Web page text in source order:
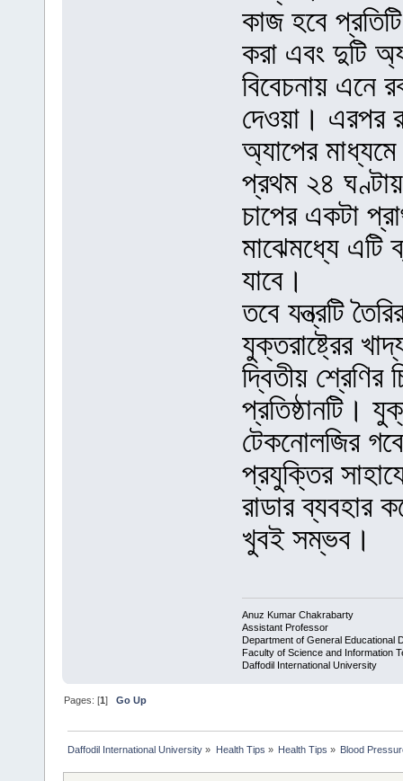
কাজ হবে প্রতিটি
করা এবং দুটি
বিবেচনায় এনে
দেওয়া। এরপর
অ্যাপের
প্রথম ২৪ ঘণ্টায়
চাপের একটা
মাঝেমধ্যে এটি
যাবে।
তবে যন্ত্রটি
যুক্তরাষ্ট্রের
দ্বিতীয় শ্রেণির
প্রতিষ্ঠানটি।
টেকনোলজির
প্রযুক্তির
রাডার ব্যবহার
খুবই সম্ভব।
Anuz Kumar Chakrabarty
Assistant Professor
Department of General Educational
Faculty of Science and Information
Daffodil International University
Pages: [1]Go Up
Daffodil International University » Health Tips » Health Tips » Blood